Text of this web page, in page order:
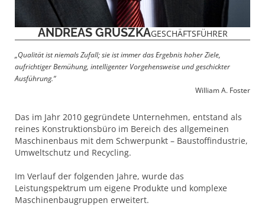
ANDREAS GRUSZKAGESCHÄFTSFÜHRER
„Qualität ist niemals Zufall; sie ist immer das Ergebnis hoher Ziele,
aufrichtiger Bemühung, intelligenter Vorgehensweise und geschickter
Ausführung.“
William A. Foster
Das im Jahr 2010 gegründete Unternehmen, entstand als
reines Konstruktionsbüro im Bereich des allgemeinen
Maschinenbaus mit dem Schwerpunkt – Baustoffindustrie,
Umweltschutz und Recycling.
Im Verlauf der folgenden Jahre, wurde das
Leistungspektrum um eigene Produkte und komplexe
Maschinenbaugruppen erweitert.